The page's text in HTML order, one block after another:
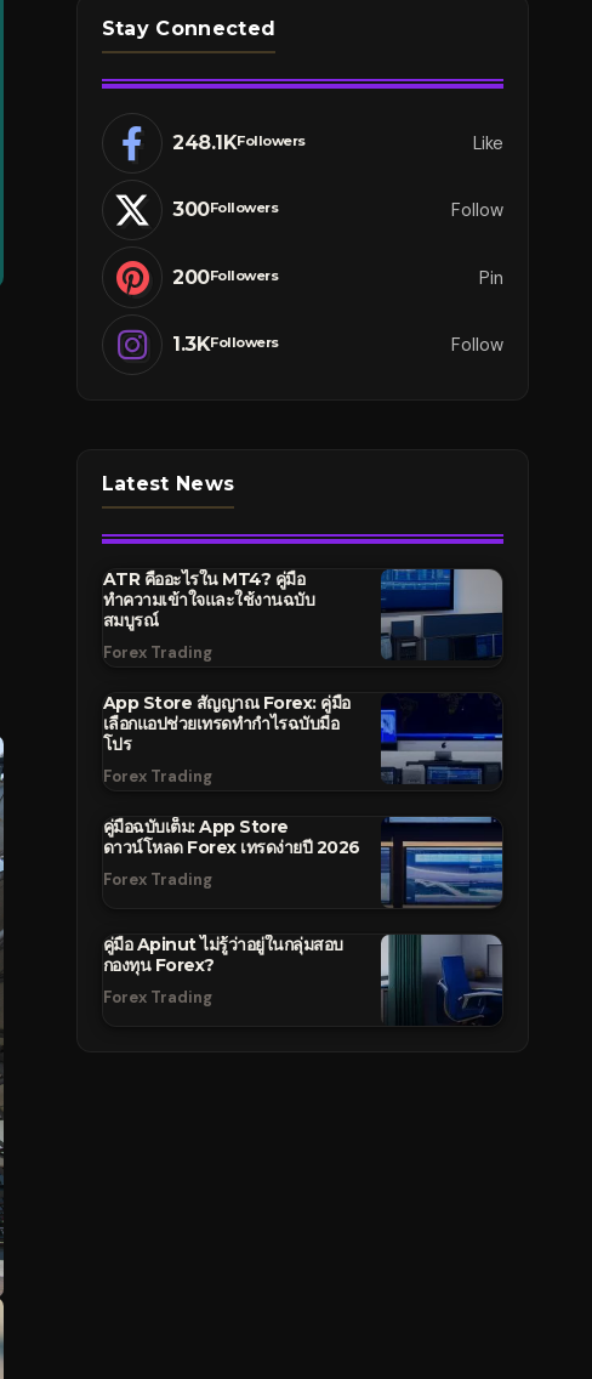
Stay Connected
248.1KFollowers Like
300Followers Follow
200Followers Pin
1.3KFollowers Follow
Latest News
ATR คืออะไรใน MT4? คู่มือ
ทำความเข้าใจและใช้งานฉบับ
สมบูรณ์
Forex Trading
App Store สัญญาณ Forex: คู่มือ
เลือกแอปช่วยเทรดทำกำไรฉบับมือ
โปร
Forex Trading
คู่มือฉบับเต็ม: App Store
ดาวน์โหลด Forex เทรดง่ายปี 2026
Forex Trading
คู่มือ Apinut ไม่รู้ว่าอยู่ในกลุ่มสอบ
กองทุน Forex?
Forex Trading